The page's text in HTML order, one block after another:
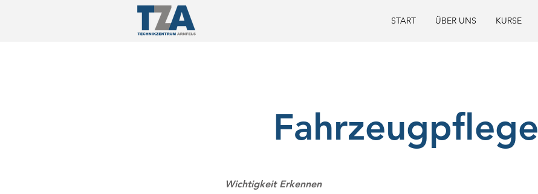
START ÜBER UNS KURSE
Fahrzeugpflege
​Wichtigkeit Erkennen